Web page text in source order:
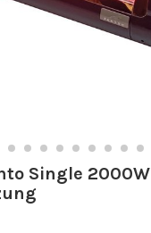
Single 2000W